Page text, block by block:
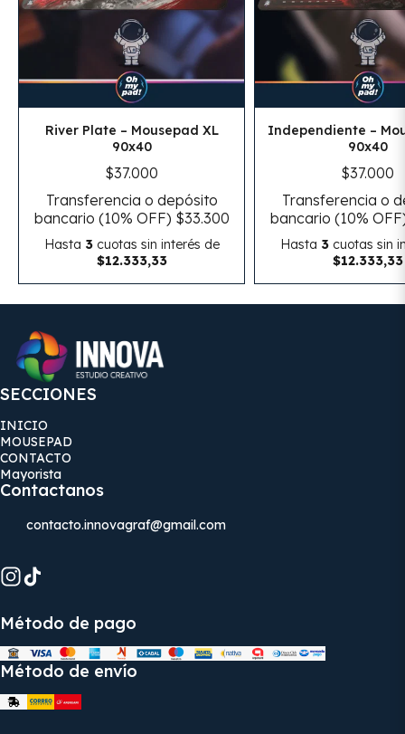
River Plate – Mousepad XL
90x40
$37.000
Transferencia o depósito
bancario (10% OFF) $33.300
Hasta 3cuotas sin interés de
$12.333,33
Independiente –
90x40
$37.000
Transferencia o
bancario (10%
Hasta 3cuotas sin
$12.333,33
SECCIONES
INICIO
MOUSEPAD
CONTACTO
Mayorista
Contactanos
contacto.innovagraf@gmail.com
Método de pago
Método de envío